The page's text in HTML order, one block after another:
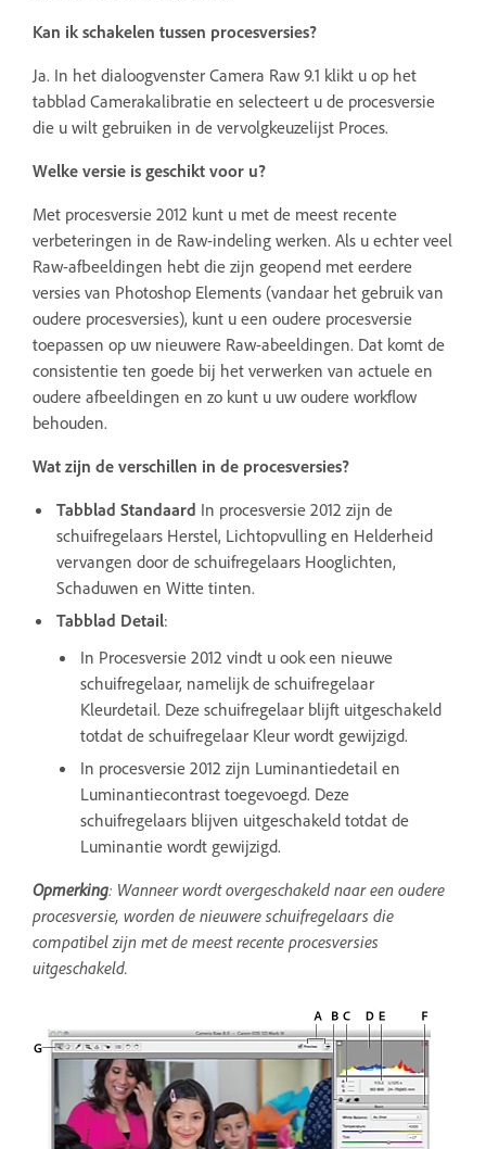
Kan ik schakelen tussen procesversies?
Ja. In het dialoogvenster Camera Raw 9.1 klikt u op het
tabblad Camerakalibratie en selecteert u de procesversie
die u wilt gebruiken in de vervolgkeuzelijst Proces.
Welke versie is geschikt voor u?
Met procesversie 2012 kunt u met de meest recente
verbeteringen in de Raw-indeling werken. Als u echter veel
Raw-afbeeldingen hebt die zijn geopend met eerdere
versies van Photoshop Elements (vandaar het gebruik van
oudere procesversies), kunt u een oudere procesversie
toepassen op uw nieuwere Raw-abeeldingen. Dat komt de
consistentie ten goede bij het verwerken van actuele en
oudere afbeeldingen en zo kunt u uw oudere workflow
behouden.
Wat zijn de verschillen in de procesversies?
Tabblad Standaard In procesversie 2012 zijn de
schuifregelaars Herstel, Lichtopvulling en Helderheid
vervangen door de schuifregelaars Hooglichten,
Schaduwen en Witte tinten.
Tabblad Detail:
In Procesversie 2012 vindt u ook een nieuwe
schuifregelaar, namelijk de schuifregelaar
Kleurdetail. Deze schuifregelaar blijft uitgeschakeld
totdat de schuifregelaar Kleur wordt gewijzigd.
In procesversie 2012 zijn Luminantiedetail en
Luminantiecontrast toegevoegd. Deze
schuifregelaars blijven uitgeschakeld totdat de
Luminantie wordt gewijzigd.
Opmerking: Wanneer wordt overgeschakeld naar een oudere
procesversie, worden de nieuwere schuifregelaars die
compatibel zijn met de meest recente procesversies
uitgeschakeld.